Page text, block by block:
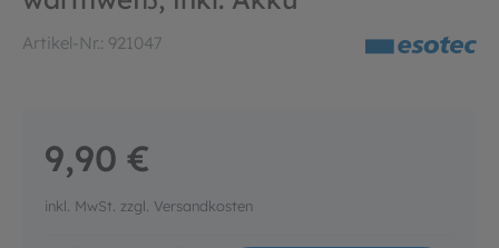
Artikel-Nr.: 921047
9,90 €
inkl. MwSt. zzgl. Versandkosten